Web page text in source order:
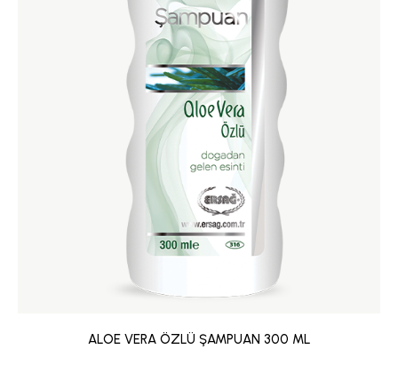
ALOE VERA ÖZLÜ ŞAMPUAN 300 ML